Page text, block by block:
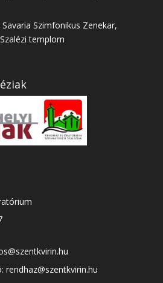
Szimfonikus Zenekar,
templom
rendhaz@szentkvirin.hu